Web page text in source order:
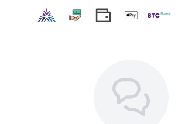
– لأن راحة طفلك تبدأ من الحفاضة.